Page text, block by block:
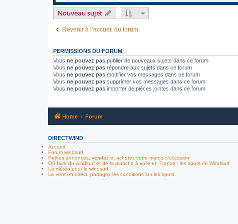
Nouveau sujet
Revenir à l’accueil du forum
PERMISSIONS DU FORUM
Vous ne pouvez pas publier de nouveaux sujets dans ce forum
Vous ne pouvez pas répondre aux sujets dans ce forum
Vous ne pouvez pas modifier vos messages dans ce forum
Vous ne pouvez pas supprimer vos messages dans ce forum
Vous ne pouvez pas importer de pièces jointes dans ce forum
Home Forum
DIRECTWIND
Accueil
Forum windsurf
Petites annonces, vendez et achetez votre matos d'occasion
Où faire du windsurf et de la planche à voile en France : les spots de Windsurf
La météo pour le windsurf
Le vent en direct, partagez les conditions sur les spots